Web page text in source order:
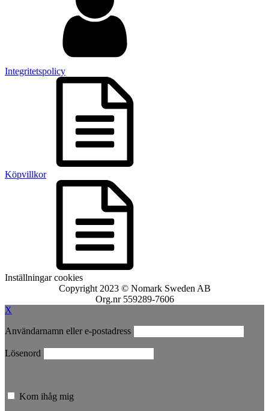
Integritetspolicy
Köpvillkor
Inställningar cookies
Copyright 2023 © Nomark Sweden AB
Org.nr 559289-7606
X
Användarnamn eller e-postadress
Lösenord
Kom ihåg mig